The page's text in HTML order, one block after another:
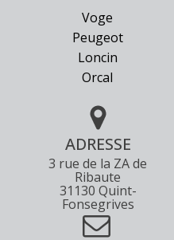
Voge
Peugeot
Loncin
Orcal
ADRESSE
3 rue de la ZA de
Ribaute
31130 Quint-
Fonsegrives